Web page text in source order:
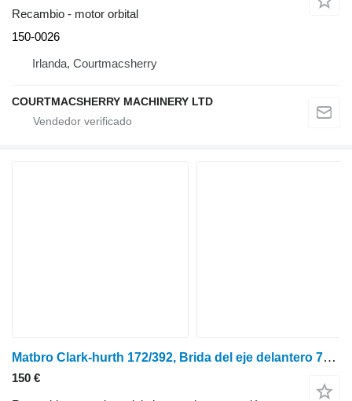
Recambio - motor orbital
150-0026
Irlanda, Courtmacsherry
COURTMACSHERRY MACHINERY LTD
Matbro Clark-hurth 172/392, Brida del eje delantero 717.14.067.01 para cargadora agrícola
150 €